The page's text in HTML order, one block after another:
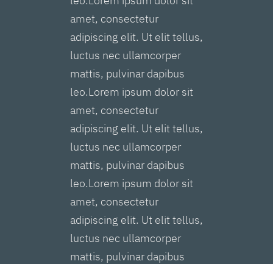
amet, consectetur
adipiscing elit. Ut elit tellus,
luctus nec ullamcorper
mattis, pulvinar dapibus
leo.Lorem ipsum dolor sit
amet, consectetur
adipiscing elit. Ut elit tellus,
luctus nec ullamcorper
mattis, pulvinar dapibus
leo.Lorem ipsum dolor sit
amet, consectetur
adipiscing elit. Ut elit tellus,
luctus nec ullamcorper
mattis, pulvinar dapibus